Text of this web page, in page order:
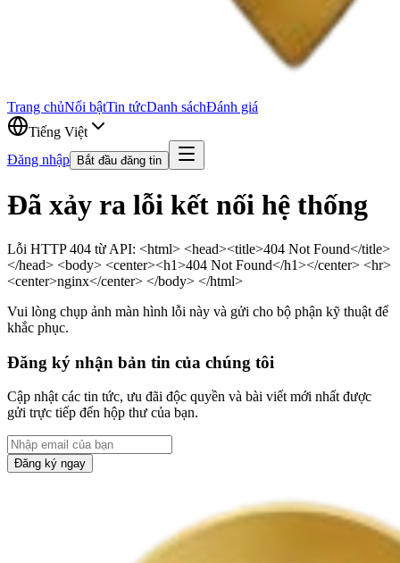
Trang chủNổi bậtTin tứcDanh sáchĐánh giá
Tiếng Việt
Đăng nhập
Bắt đầu đăng tin
Đã xảy ra lỗi kết nối hệ thống
Lỗi HTTP 404 từ API: <html> <head><title>404 Not Found</title>
</head> <body> <center><h1>404 Not Found</h1></center> <hr>
<center>nginx</center> </body> </html>
Vui lòng chụp ảnh màn hình lỗi này và gửi cho bộ phận kỹ thuật để
khắc phục.
Đăng ký nhận bản tin của chúng tôi
Cập nhật các tin tức, ưu đãi độc quyền và bài viết mới nhất được
gửi trực tiếp đến hộp thư của bạn.
Đăng ký ngay